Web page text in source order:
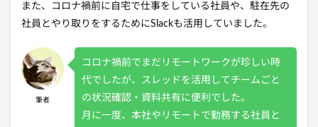
また、コロナ禍前に自宅で仕事をしている社員や、駐在先の
社員とやり取りをするためにSlackも活用していました。
筆者
コロナ禍前でまだリモートワークが珍しい時
代でしたが、スレッドを活用してチームごと
の状況確認・資料共有に便利でした。
月に一度、本社やリモートで勤務する社員と